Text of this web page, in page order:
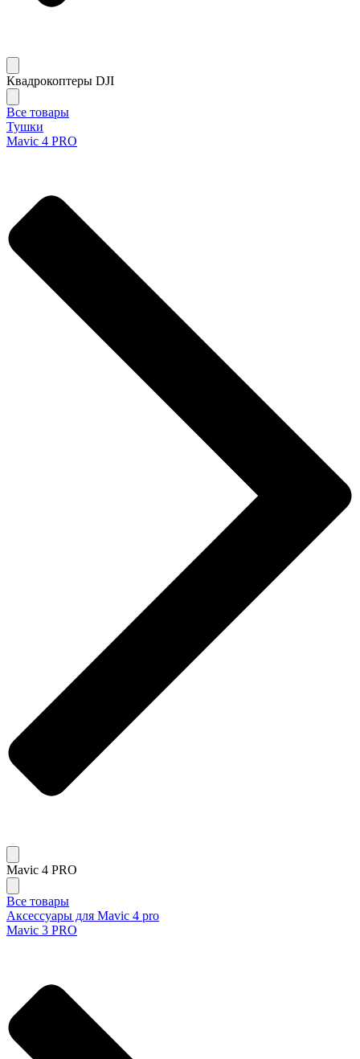
Квадрокоптеры DJI
Все товары
Тушки
Mavic 4 PRO
Mavic 4 PRO
Все товары
Аксессуары для Mavic 4 pro
Mavic 3 PRO